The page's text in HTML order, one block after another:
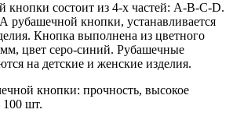
кнопки состоит из 4-х частей: А-В-С-D.
рубашечной кнопки, устанавливается
Кнопка выполнена из цветного
цвет серо-синий. Рубашечные
на детские и женские изделия.
кнопки: прочность, высокое
100 шт.